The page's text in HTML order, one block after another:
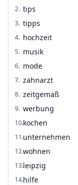
2. tips
3. tipps
4. hochzeit
5. musik
6. mode
7. zahnarzt
8. zeitgemäß
9. werbung
10.kochen
11.unternehmen
12.wohnen
13.leipzig
14.hilfe